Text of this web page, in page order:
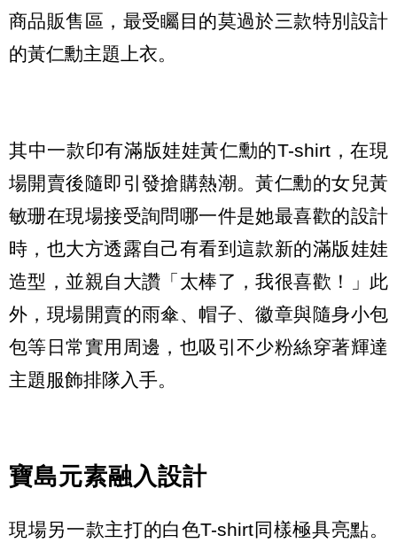
商品販售區，最受矚目的莫過於三款特別設計
的黃仁勳主題上衣。
其中一款印有滿版娃娃黃仁勳的T-shirt，在現
場開賣後隨即引發搶購熱潮。黃仁勳的女兒黃
敏珊在現場接受詢問哪一件是她最喜歡的設計
時，也大方透露自己有看到這款新的滿版娃娃
造型，並親自大讚「太棒了，我很喜歡！」此
外，現場開賣的雨傘、帽子、徽章與隨身小包
包等日常實用周邊，也吸引不少粉絲穿著輝達
主題服飾排隊入手。
寶島元素融入設計
現場另一款主打的白色T-shirt同樣極具亮點。